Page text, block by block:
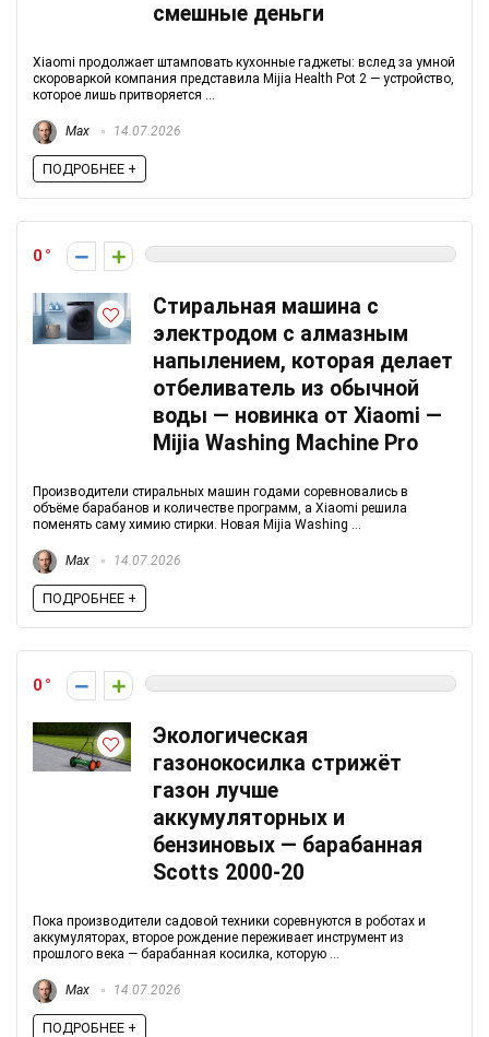
смешные деньги
Xiaomi продолжает штамповать кухонные гаджеты: вслед за умной
скороваркой компания представила Mijia Health Pot 2 — устройство,
которое лишь притворяется ...
Max 14.07.2026
ПОДРОБНЕЕ +
0
Стиральная машина с
электродом с алмазным
напылением, которая делает
отбеливатель из обычной
воды — новинка от Xiaomi —
Mijia Washing Machine Pro
Производители стиральных машин годами соревновались в
объёме барабанов и количестве программ, а Xiaomi решила
поменять саму химию стирки. Новая Mijia Washing ...
Max 14.07.2026
ПОДРОБНЕЕ +
0
Экологическая
газонокосилка стрижёт
газон лучше
аккумуляторных и
бензиновых — барабанная
Scotts 2000-20
Пока производители садовой техники соревнуются в роботах и
аккумуляторах, второе рождение переживает инструмент из
прошлого века — барабанная косилка, которую ...
Max 14.07.2026
ПОДРОБНЕЕ +